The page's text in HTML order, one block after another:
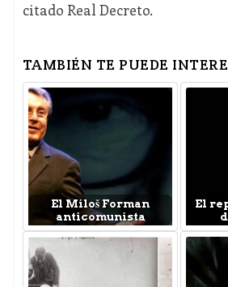
citado Real Decreto.
TAMBIÉN TE PUEDE
El Miloš Forman
anticomunista
El